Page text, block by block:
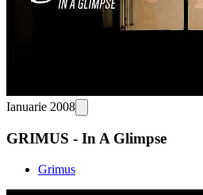
Ianuarie 2008
GRIMUS - In A Glimpse
Grimus